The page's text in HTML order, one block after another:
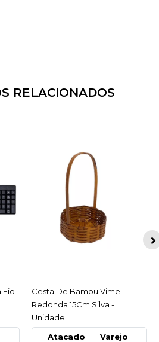
RELACIONADOS
Fio
ACESSAR
Cesta De Bambu Vime
Redonda 15Cm Silva -
Unidade
Atacado
Varejo